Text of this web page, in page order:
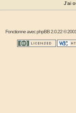
J'ai
Fonctionne avecphpBB2.0.22 ©